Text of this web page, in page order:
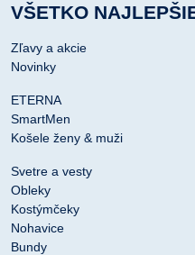
VŠETKO
Zľavy a akcie
Novinky
ETERNA
SmartMen
Košele ženy & muži
Svetre a vesty
Obleky
Kostýmčeky
Nohavice
Bundy